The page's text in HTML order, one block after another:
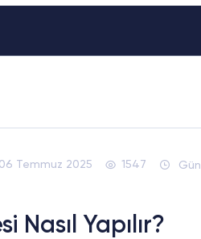
Temmuz 2025 1547
Nasıl Yapılır?